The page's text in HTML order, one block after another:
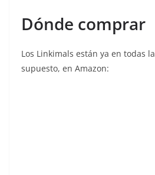
Dónde comprar
Los Linkimals están ya en todas
supuesto, en Amazon: